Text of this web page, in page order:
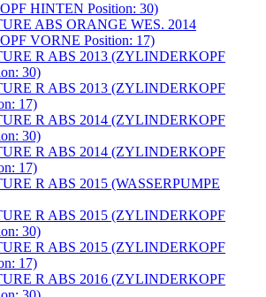
HINTEN Position: 30)
ABS ORANGE WES. 2014
VORNE Position: 17)
R ABS 2013 (ZYLINDERKOPF
30)
R ABS 2013 (ZYLINDERKOPF
17)
R ABS 2014 (ZYLINDERKOPF
30)
R ABS 2014 (ZYLINDERKOPF
17)
R ABS 2015 (WASSERPUMPE
R ABS 2015 (ZYLINDERKOPF
30)
R ABS 2015 (ZYLINDERKOPF
17)
R ABS 2016 (ZYLINDERKOPF